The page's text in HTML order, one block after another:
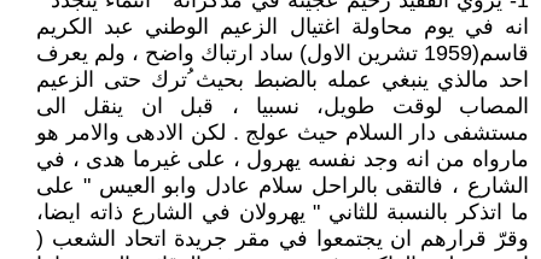
انه في يوم محاولة اغتيال الزعيم الوطني عبد الكريم
قاسم(1959 تشرين الاول) ساد ارتباك واضح ، ولم يعرف
احد مالذي ينبغي عمله بالضبط بحيث ُترك حتى الزعيم
المصاب لوقت طويل، نسبيا ، قبل ان ينقل الى
مستشفى دار السلام حيث عولج . لكن الادهى والامر هو
مارواه من انه وجد نفسه يهرول ، على غيرما هدى ، في
الشارع ، فالتقى بالراحل سلام عادل وابو العيس " على
ما اتذكر بالنسبة للثاني " يهرولان في الشارع ذاته ايضا،
وقرّ قرارهم ان يجتمعوا في مقر جريدة اتحاد الشعب (